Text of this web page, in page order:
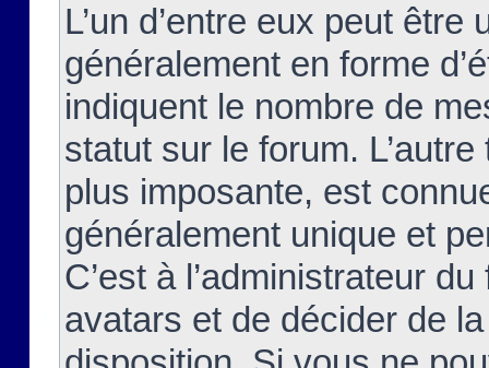
L’un d’entre eux peut
généralement en forme
indiquent le nombre de
statut sur le forum.
plus imposante, est
généralement unique et
C’est à l’administrateur
avatars et de décider de